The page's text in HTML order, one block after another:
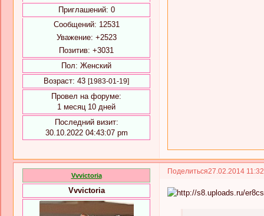
Приглашений: 0
Сообщений: 12531
Уважение: +2523
Позитив: +3031
Пол: Женский
Возраст: 43 [1983-01-19]
Провел на форуме:
1 месяц 10 дней
Последний визит:
30.10.2022 04:43:07 pm
Поделиться27.02.2014
Vvvictoria
Vvvictoria